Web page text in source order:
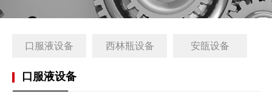
免责申明
液体制剂设备
后段包装设备
前处理设备
工厂简介
1+X证书
1+X设备方案
解决方案
客户案例
新闻中心
口服液设备 西林瓶设备 安瓿设备
口服液设备